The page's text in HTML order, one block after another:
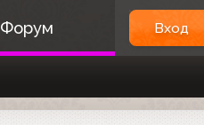
Форум Вход